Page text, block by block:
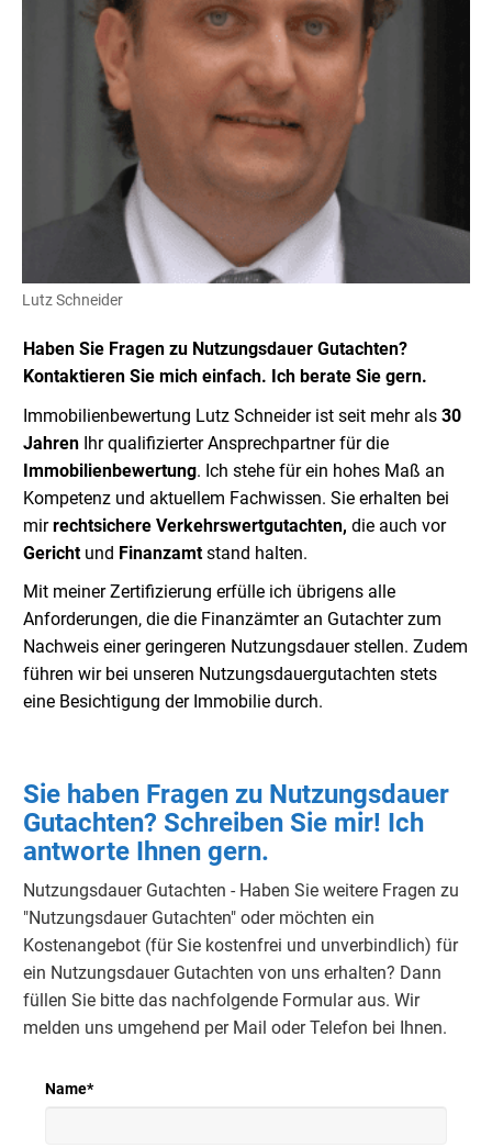
Lutz Schneider
Haben Sie Fragen zu Nutzungsdauer Gutachten?
Kontaktieren Sie mich einfach. Ich berate Sie gern.
Immobilienbewertung Lutz Schneider ist seit mehr als 30
Jahren Ihr qualifizierter Ansprechpartner für die
Immobilienbewertung. Ich stehe für ein hohes Maß an
Kompetenz und aktuellem Fachwissen. Sie erhalten bei
mirrechtsichere Verkehrswertgutachten, die auch vor
Gerichtund Finanzamtstand halten.
Mit meiner Zertifizierung erfülle ich übrigens alle
Anforderungen, die die Finanzämter an Gutachter zum
Nachweis einer geringeren Nutzungsdauer stellen. Zudem
führen wir bei unseren Nutzungsdauergutachten stets
eine Besichtigung der Immobilie durch.
Sie haben Fragen zu Nutzungsdauer
Gutachten? Schreiben Sie mir! Ich
antworte Ihnen gern.
Nutzungsdauer Gutachten - Haben Sie weitere Fragen zu
"Nutzungsdauer Gutachten" oder möchten ein
Kostenangebot (für Sie kostenfrei und unverbindlich) für
ein Nutzungsdauer Gutachten von uns erhalten? Dann
füllen Sie bitte das nachfolgende Formular aus. Wir
melden uns umgehend per Mail oder Telefon bei Ihnen.
Name*